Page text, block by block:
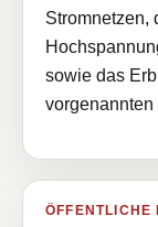
Stromnetzen,
sowie das
vorgenannten
ÖFFENTLICHE